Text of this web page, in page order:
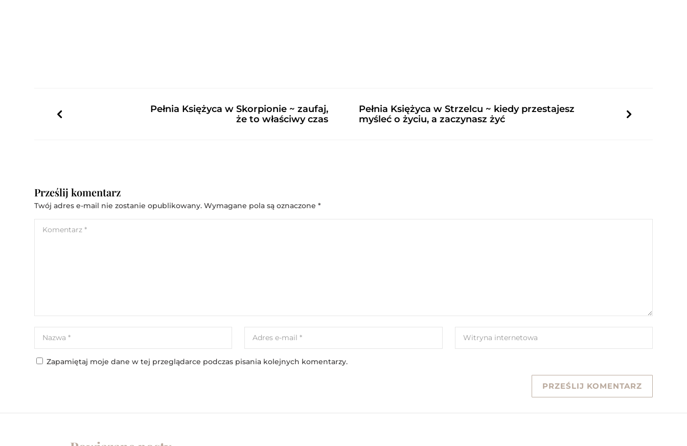
Pełnia Księżyca w Skorpionie ~ zaufaj,
że to właściwy czas
Pełnia Księżyca w Strzelcu ~ kiedy przestajesz
myśleć o życiu, a zaczynasz żyć
Prześlij komentarz
Twój adres e-mail nie zostanie opublikowany. Wymagane pola są oznaczone*
Zapamiętaj moje dane w tej przeglądarce podczas pisania kolejnych komentarzy.